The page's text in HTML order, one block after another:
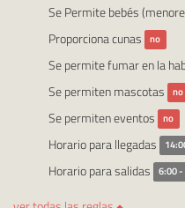
Se Permite bebés
Proporciona cunas no
Se permite fumar en la
Se permiten mascotas no
Se permiten eventos no
Horario para llegadas
Horario para salidas 6:00